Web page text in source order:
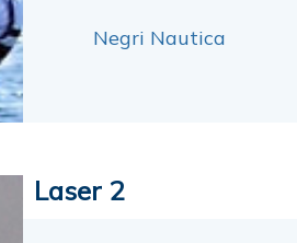
Negri Nautica
Laser 2